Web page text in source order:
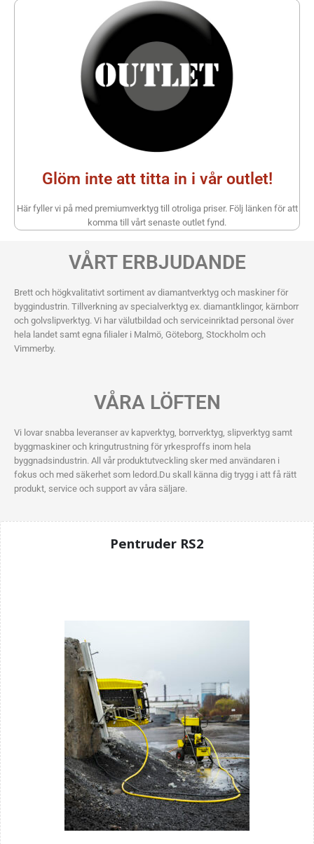
Glöm inte att titta in i vår outlet!
Här fyller vi på med premiumverktyg till otroliga priser. Följ länken för att
komma till vårt senaste outlet fynd.
VÅRT ERBJUDANDE
Brett och högkvalitativt sortiment av diamantverktyg och maskiner för
byggindustrin. Tillverkning av specialverktyg ex. diamantklingor, kärnborr
och golvslipverktyg. Vi har välutbildad och serviceinriktad personal över
hela landet samt egna filialer i Malmö, Göteborg, Stockholm och
Vimmerby.
VÅRA LÖFTEN
Vi lovar snabba leveranser av kapverktyg, borrverktyg, slipverktyg samt
byggmaskiner och kringutrustning för yrkesproffs inom hela
byggnadsindustrin. All vår produktutveckling sker med användaren i
fokus och med säkerhet som ledord.Du skall känna dig trygg i att få rätt
produkt, service och support av våra säljare.
Pentruder RS2